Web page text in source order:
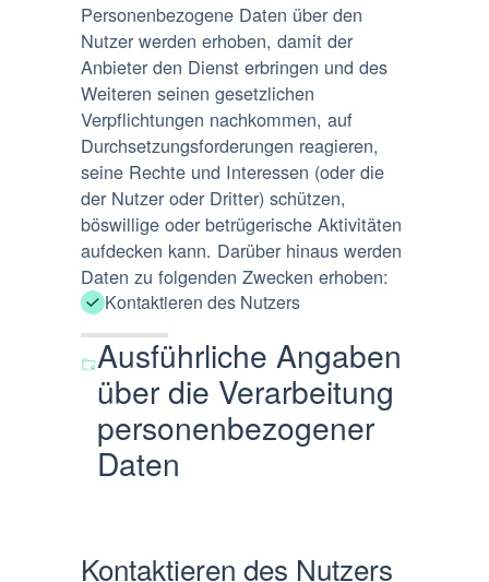
Personenbezogene Daten über den
Nutzer werden erhoben, damit der
Anbieter den Dienst erbringen und des
Weiteren seinen gesetzlichen
Verpflichtungen nachkommen, auf
Durchsetzungsforderungen reagieren,
seine Rechte und Interessen (oder die
der Nutzer oder Dritter) schützen,
böswillige oder betrügerische Aktivitäten
aufdecken kann. Darüber hinaus werden
Daten zu folgenden Zwecken erhoben:
Kontaktieren des Nutzers
Ausführliche Angaben
über die Verarbeitung
personenbezogener
Daten
Kontaktieren des Nutzers